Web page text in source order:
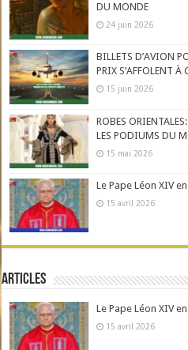
DU MONDE
24 juin 2026
BILLETS D’AVION
PRIX S’AFFOLENT À
15 juin 2026
ROBES
LES PODIUMS DU
15 mai 2026
Le Pape Léon XIV
15 avril 2026
Articles
Le Pape Léon XIV
15 avril 2026